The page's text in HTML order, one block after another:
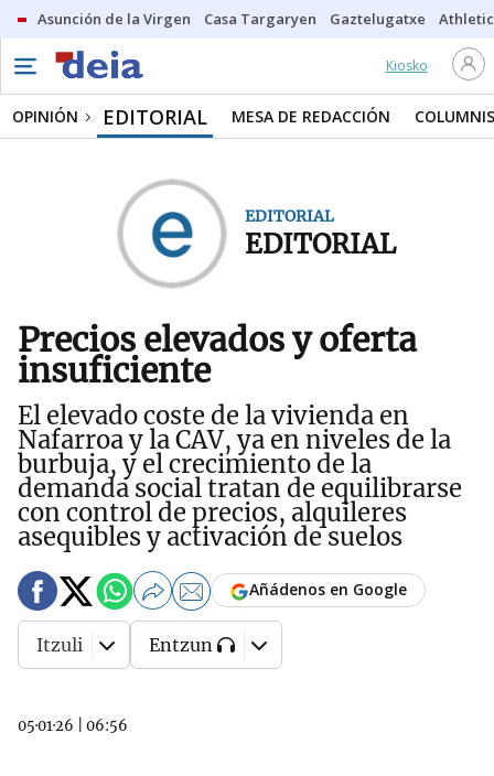
Asunción de la Virgen Casa Targaryen Gaztelugatxe Athletic
Kiosko
OPINIÓN EDITORIAL MESA DE REDACCIÓN
EDITORIAL
EDITORIAL
Precios elevados y oferta
insuficiente
El elevado coste de la vivienda en
Nafarroa y la CAV, ya en niveles de la
burbuja, y el crecimiento de la
demanda social tratan de equilibrarse
con control de precios, alquileres
asequibles y activación de suelos
05·01·26 06:56
Añádenos en Google
Itzuli Entzun